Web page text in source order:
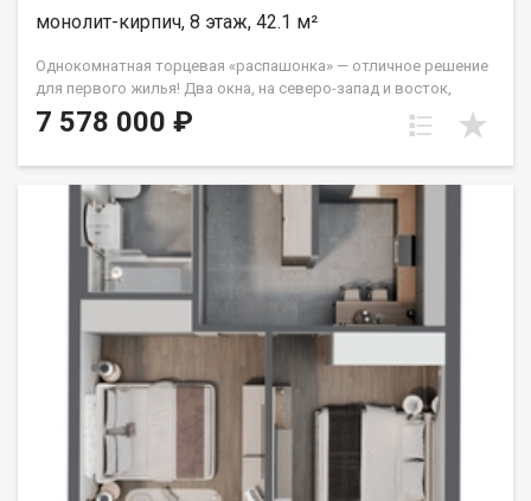
монолит-кирпич, 8 этаж, 42.1 м²
Однокомнатная торцевая «распашонка» — отличное решение
для первого жилья! Два окна, на северо-запад и восток,
которые легко справятся с задачей обеспечивать вас
солнечным светом на протяжение всего дня. Из спальни
7 578 000 ₽